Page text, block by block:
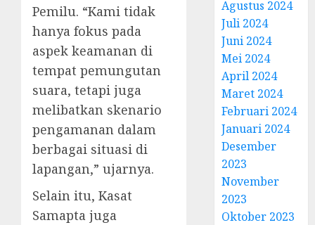
Pemilu. “Kami tidak
hanya fokus pada
aspek keamanan di
tempat pemungutan
suara, tetapi juga
melibatkan skenario
pengamanan dalam
berbagai situasi di
lapangan,” ujarnya.
Selain itu, Kasat
Samapta juga
Agustus 2024
Juli 2024
Juni 2024
Mei 2024
April 2024
Maret 2024
Februari 2024
Januari 2024
Desember
2023
November
2023
Oktober 2023